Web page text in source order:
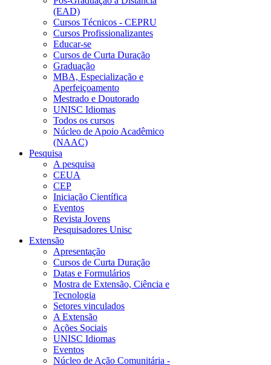
(EAD)
Cursos Técnicos - CEPRU
Cursos Profissionalizantes
Educar-se
Cursos de Curta Duração
Graduação
MBA, Especialização e
Aperfeiçoamento
Mestrado e Doutorado
UNISC Idiomas
Todos os cursos
Núcleo de Apoio Acadêmico
(NAAC)
Pesquisa
A pesquisa
CEUA
CEP
Iniciação Científica
Eventos
Revista Jovens
Pesquisadores Unisc
Extensão
Apresentação
Cursos de Curta Duração
Datas e Formulários
Mostra de Extensão, Ciência e
Tecnologia
Setores vinculados
A Extensão
Ações Sociais
UNISC Idiomas
Eventos
Núcleo de Ação Comunitária -